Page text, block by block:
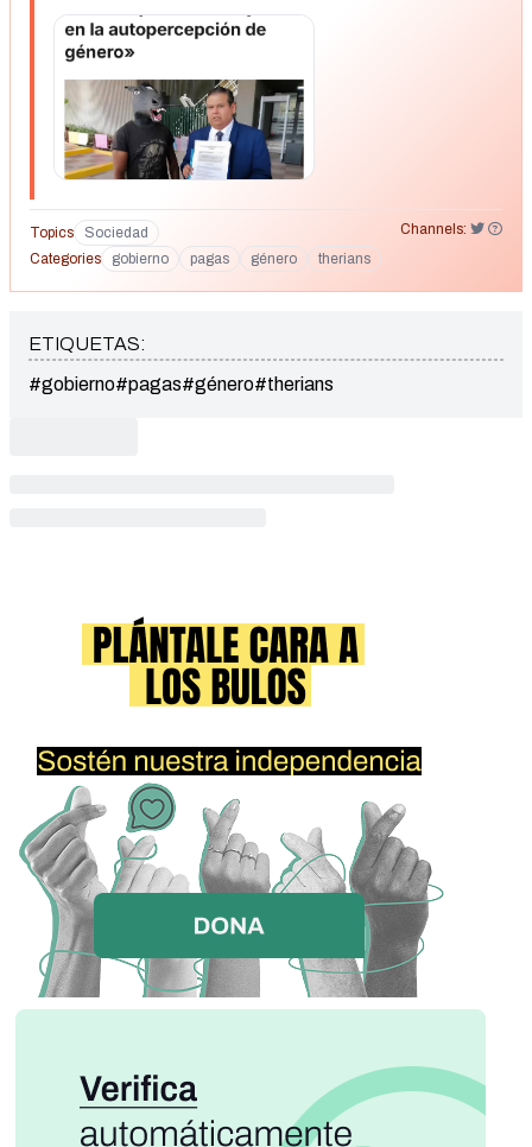
por-su-desajuste-en-l
https://x.com/GatunaGuerrera/status/202516811218251002
Topics Sociedad
Channels:
Categories
gobierno pagas género therians
ETIQUETAS:
#gobierno#pagas#género#therians